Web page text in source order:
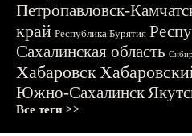
Петропавловск-
край Республика Бурятия
Сахалинская область
Хабаровск
Южно-Сахалинск
Все теги >>